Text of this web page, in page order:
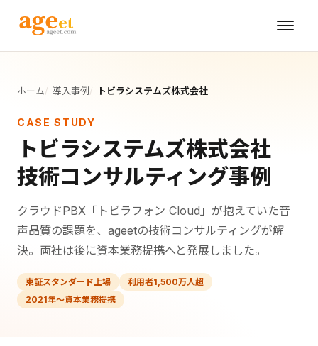
ホーム 導入事例 トビラシステムズ株式会社
CASE STUDY
トビラシステムズ株式会社
技術コンサルティング事例
クラウドPBX「トビラフォン Cloud」が抱えていた音
声品質の課題を、ageetの技術コンサルティングが解
決。両社は後に資本業務提携へと発展しました。
東証スタンダード上場
利用者1,500万人超
2021年〜資本業務提携